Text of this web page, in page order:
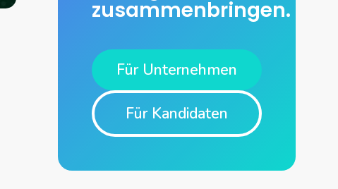
zusammenbringen.
Für Unternehmen
Für Kandidaten